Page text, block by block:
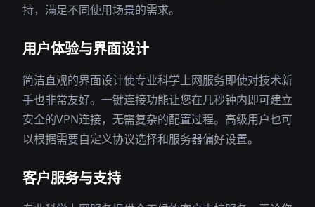
持，满足不同使用场景的需求。
用户体验与界面设计
简洁直观的界面设计使专业科学上网服务即使对技术新
手也非常友好。一键连接功能让您在几秒钟内即可建立
安全的VPN连接，无需复杂的配置过程。高级用户也可
以根据需要自定义协议选择和服务器偏好设置。
客户服务与支持